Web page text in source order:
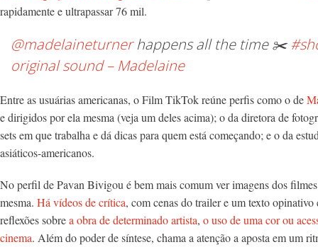
rapidamente e ultrapassar 76 mil.
@madelaineturnerhappens all the time ✂️
original sound – Madelaine
Entre as usuárias americanas, o Film TikTok reúne perfis como o de
e dirigidos por ela mesma (veja um deles acima); o da diretora de
sets em que trabalha e dá dicas para quem está começando; e o da
asiáticos-americanos.
No perfil de Pavan Bivigou é bem mais comum ver imagens dos
mesma. Há vídeos de crítica, com cenas do trailer e um texto
reflexões sobrea obra de determinado artista, o uso de uma cor ou
cinema. Além do poder de síntese, chama a atenção a aposta em um